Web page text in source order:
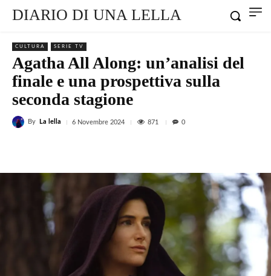
DIARIO DI UNA LELLA
CULTURA SERIE TV
Agatha All Along: un’analisi del
finale e una prospettiva sulla
seconda stagione
By La lella 6 Novembre 2024 871 0